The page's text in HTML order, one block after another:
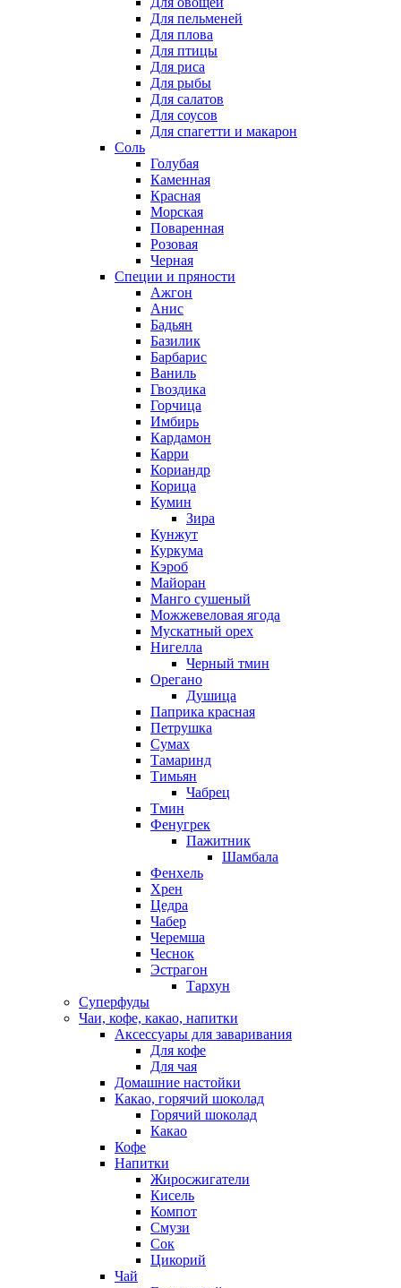
Для пельменей
Для плова
Для птицы
Для риса
Для рыбы
Для салатов
Для соусов
Для спагетти и макарон
Соль
Голубая
Каменная
Красная
Морская
Поваренная
Розовая
Черная
Специи и пряности
Ажгон
Анис
Бадьян
Базилик
Барбарис
Ваниль
Гвоздика
Горчица
Имбирь
Кардамон
Карри
Кориандр
Корица
Кумин
Зира
Кунжут
Куркума
Кэроб
Майоран
Манго сушеный
Можжевеловая ягода
Мускатный орех
Нигелла
Черный тмин
Орегано
Душица
Паприка красная
Петрушка
Сумах
Тамаринд
Тимьян
Чабрец
Тмин
Фенугрек
Пажитник
Шамбала
Фенхель
Хрен
Цедра
Чабер
Черемша
Чеснок
Эстрагон
Тархун
Суперфуды
Чаи, кофе, какао, напитки
Аксессуары для заваривания
Для кофе
Для чая
Домашние настойки
Какао, горячий шоколад
Горячий шоколад
Какао
Кофе
Напитки
Жиросжигатели
Кисель
Компот
Смузи
Сок
Цикорий
Чай